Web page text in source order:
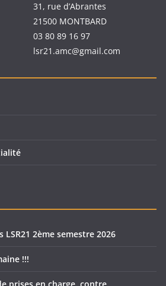
31, rue d’Abrantes
21500 MONTBARD
03 80 89 16 97
lsr21.amc@gmail.com
2ème semestre 2026
!!!